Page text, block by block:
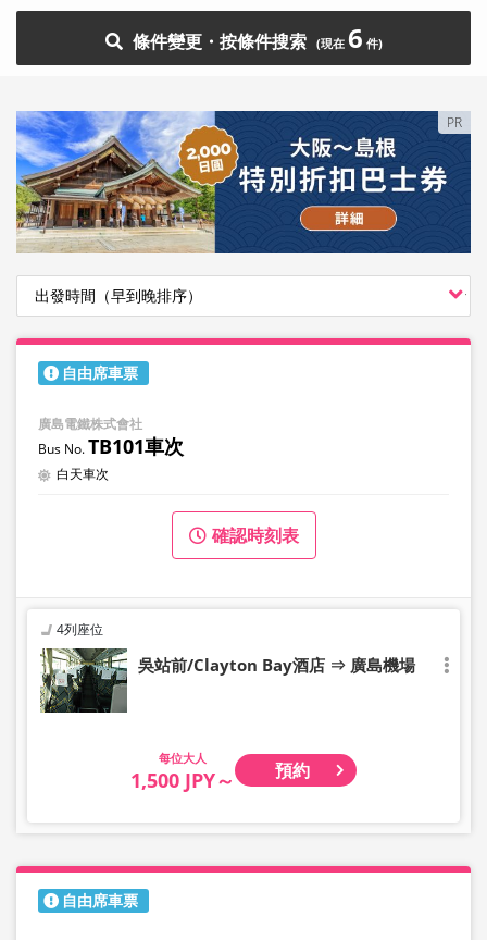
條件變更・按條件搜索 6
PR
自由席車票
廣島電鐵株式會社
TB101車次
白天車次
確認時刻表
4列座位
吳站前/Clayton Bay酒店 ⇒ 廣島機場
大人
1,500 JPY～ 預約
自由席車票